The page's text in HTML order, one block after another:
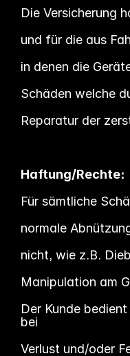
Die Versicherung
und für die aus
in denen die
Schäden welche
Reparatur der
Haftung/Rechte:
Für sämtliche
normale
nicht, wie z.B.
Manipulation am
Der Kunde
bei
Verlust und/oder